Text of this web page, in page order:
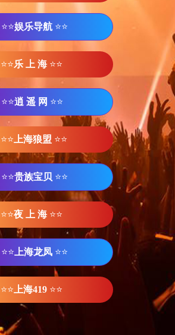
⭐⭐娱乐导航 ⭐⭐
⭐⭐乐 上 海 ⭐⭐
⭐⭐逍 遥 网 ⭐⭐
⭐⭐ 上海狼盟 ⭐⭐
⭐⭐贵族宝贝 ⭐⭐
⭐⭐夜 上 海 ⭐⭐
⭐⭐ 上海龙凤 ⭐⭐
⭐⭐ 上海419 ⭐⭐